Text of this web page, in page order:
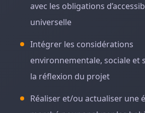
avec les obligations
universelle
Intégrer les considérations
environnementale, sociale et
la réflexion du projet
Réaliser et/ou actualiser une